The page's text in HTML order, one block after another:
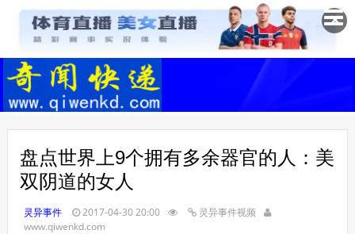
✕
盘点世界上9个拥有多余器官的人：美
双阴道的女人
灵异事件 2017-04-30 20:00
灵异事件视频
www.qiwenkd.com